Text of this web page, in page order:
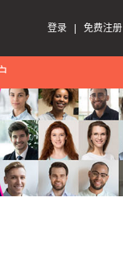
登录 免费注册